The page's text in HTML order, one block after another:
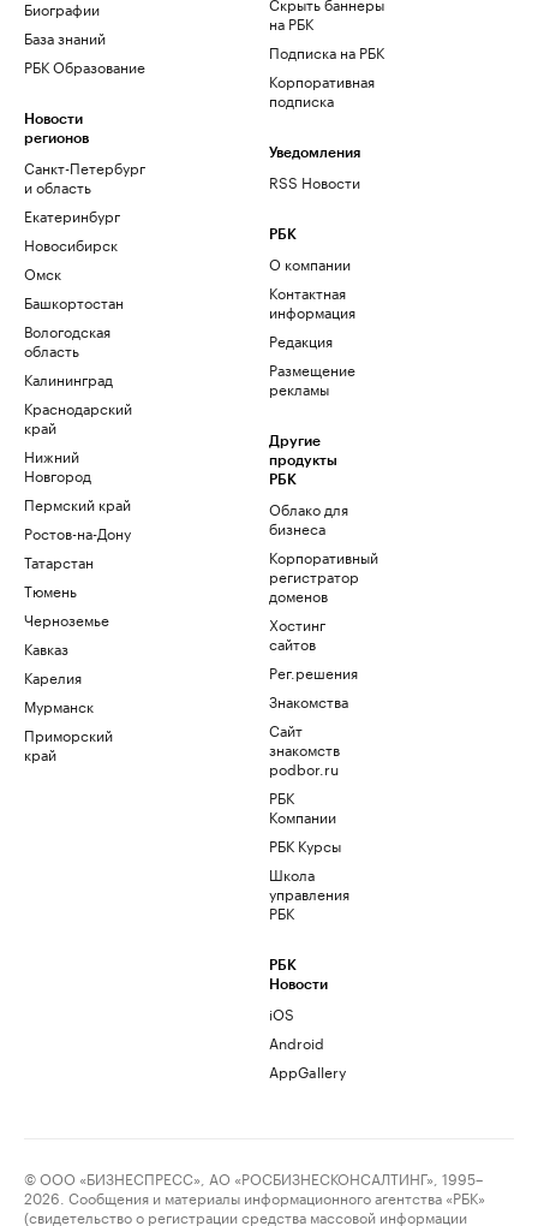
Биографии
База знаний
РБК Образование
Новости
регионов
Санкт-Петербург
и область
Екатеринбург
Новосибирск
Омск
Башкортостан
Вологодская
область
Калининград
Краснодарский
край
Нижний
Новгород
Пермский край
Ростов-на-Дону
Татарстан
Тюмень
Черноземье
Кавказ
Карелия
Мурманск
Приморский
край
на РБК
Подписка на РБК
Корпоративная
подписка
Уведомления
RSS Новости
РБК
О компании
Контактная
информация
Редакция
Размещение
рекламы
Другие
продукты
РБК
Облако для
бизнеса
Корпоративный
регистратор
доменов
Хостинг
сайтов
Рег.решения
Знакомства
Сайт
знакомств
podbor.ru
РБК
Компании
РБК Курсы
Школа
управления
РБК
РБК
Новости
iOS
Android
AppGallery
© ООО «БИЗНЕСПРЕСС», АО «РОСБИЗНЕСКОНСАЛТИНГ», 1995–
2026. Сообщения и материалы информационного агентства «РБК»
(свидетельство о регистрации средства массовой информации